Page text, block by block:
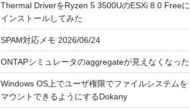
Thermal DriverをRyzen 5 3500UのESXi 8.0 Freeに
インストールしてみた
SPAM対応メモ 2026/06/24
ONTAPシミュレータのaggregateが見えなくなった
Windows OS上でユーザ権限でファイルシステムを
マウントできるようにするDokany